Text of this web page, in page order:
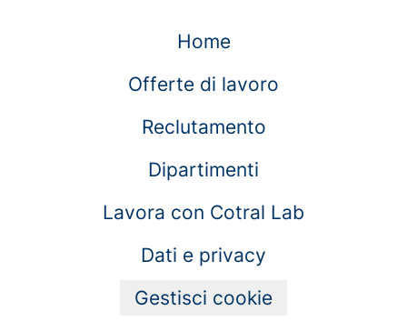
Home
Offerte di lavoro
Reclutamento
Dipartimenti
Lavora con Cotral Lab
Dati e privacy
Gestisci cookie